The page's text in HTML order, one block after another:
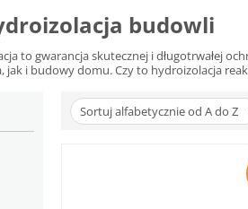
budowli
to gwarancja skutecznej i długotrwałej
i budowy domu. Czy to hydroizolacja
Sortuj alfabetycznie od A do Z